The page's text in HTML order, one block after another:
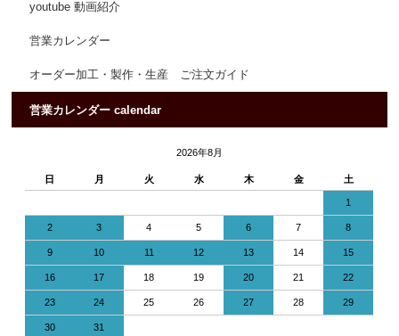
youtube 動画紹介
営業カレンダー
オーダー加工・製作・生産 ご注文ガイド
営業カレンダー calendar
2026年8月
日 月 火 水 木 金 土
1
2 3 4 5 6 7 8
9 10 11 12 13 14 15
16 17 18 19 20 21 22
23 24 25 26 27 28 29
30 31